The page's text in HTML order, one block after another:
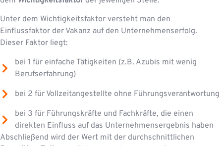
Unter dem Wichtigkeitsfaktor versteht man den
Einflussfaktor der Vakanz auf den Unternehmenserfolg.
Dieser Faktor liegt:
bei 1 für einfache Tätigkeiten (z.B. Azubis mit wenig
Berufserfahrung)
bei 2 für Vollzeitangestellte ohne Führungsverantwortung
bei 3 für Führungskräfte und Fachkräfte, die einen
direkten Einfluss auf das Unternehmensergebnis haben
Abschließend wird der Wert mit der durchschnittlichen